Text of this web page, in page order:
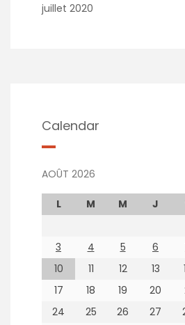
juillet 2020
Calendar
AOÛT 2026
L M M J
3
4 5 6
10
11 12 13
17
18 19 20
24
25 26 27